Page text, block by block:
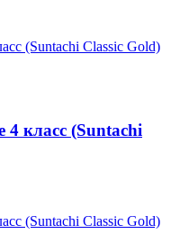
класс (Suntachi